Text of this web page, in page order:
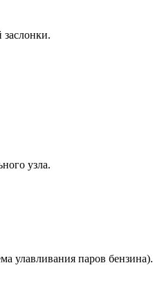
заслонки.
узла.
улавливания паров бензина).